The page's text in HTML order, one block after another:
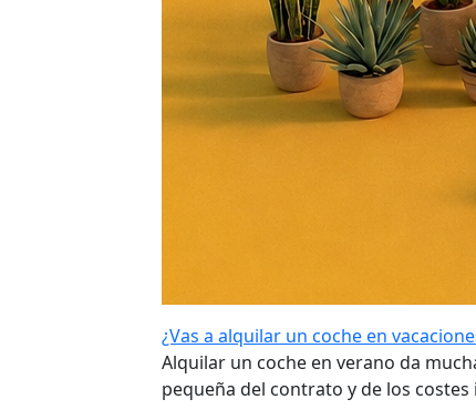
¿Vas a alquilar un coche en
Alquilar un coche en verano da
pequeña del contrato y de los